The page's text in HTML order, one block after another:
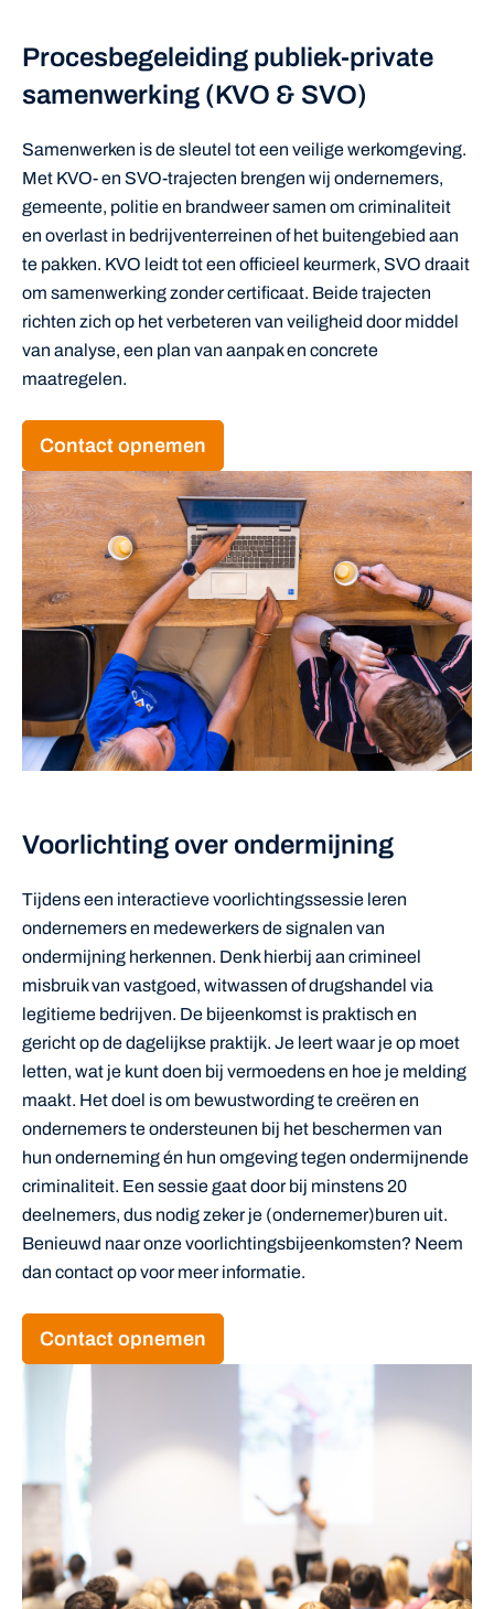
Procesbegeleiding publiek-private
samenwerking (KVO & SVO)
Samenwerken is de sleutel tot een veilige werkomgeving.
Met KVO- en SVO-trajecten brengen wij ondernemers,
gemeente, politie en brandweer samen om criminaliteit
en overlast in bedrijventerreinen of het buitengebied aan
te pakken. KVO leidt tot een officieel keurmerk, SVO draait
om samenwerking zonder certificaat. Beide trajecten
richten zich op het verbeteren van veiligheid door middel
van analyse, een plan van aanpak en concrete
maatregelen.
Contact opnemen
Voorlichting over ondermijning
Tijdens een interactieve voorlichtingssessie leren
ondernemers en medewerkers de signalen van
ondermijning herkennen. Denk hierbij aan crimineel
misbruik van vastgoed, witwassen of drugshandel via
legitieme bedrijven. De bijeenkomst is praktisch en
gericht op de dagelijkse praktijk. Je leert waar je op moet
letten, wat je kunt doen bij vermoedens en hoe je melding
maakt. Het doel is om bewustwording te creëren en
ondernemers te ondersteunen bij het beschermen van
hun onderneming én hun omgeving tegen ondermijnende
criminaliteit. Een sessie gaat door bij minstens 20
deelnemers, dus nodig zeker je (ondernemer)buren uit.
Benieuwd naar onze voorlichtingsbijeenkomsten? Neem
dan contact op voor meer informatie.
Contact opnemen